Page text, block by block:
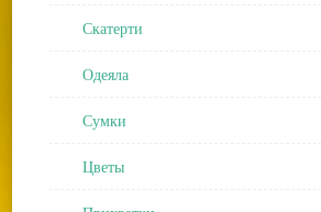
Скатерти
Одеяла
Сумки
Цветы